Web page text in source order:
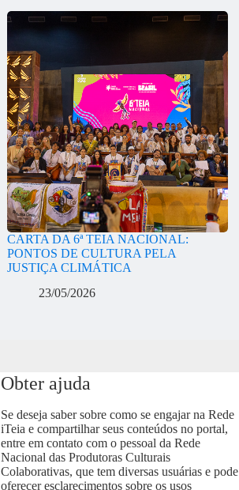
CARTA DA 6ª TEIA NACIONAL:
PONTOS DE CULTURA PELA
JUSTIÇA CLIMÁTICA
23/05/2026
Obter ajuda
Se deseja saber sobre como se engajar na Rede
iTeia e compartilhar seus conteúdos no portal,
entre em contato com o pessoal da Rede
Nacional das Produtoras Culturais
Colaborativas, que tem diversas usuárias e pode
oferecer esclarecimentos sobre os usos